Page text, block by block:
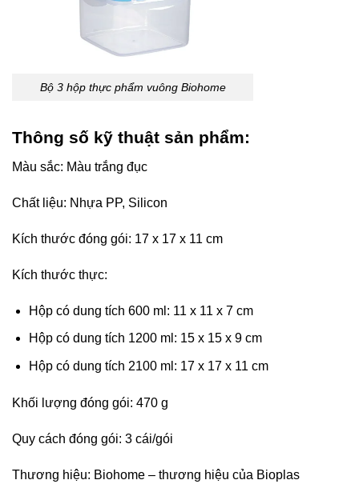
Bộ 3 hộp thực phẩm vuông Biohome
Thông số kỹ thuật sản phẩm:
Màu sắc: Màu trắng đục
Chất liệu: Nhựa PP, Silicon
Kích thước đóng gói: 17 x 17 x 11 cm
Kích thước thực:
Hộp có dung tích 600 ml: 11 x 11 x 7 cm
Hộp có dung tích 1200 ml: 15 x 15 x 9 cm
Hộp có dung tích 2100 ml: 17 x 17 x 11 cm
Khối lượng đóng gói: 470 g
Quy cách đóng gói: 3 cái/gói
Thương hiệu: Biohome – thương hiệu của Bioplas